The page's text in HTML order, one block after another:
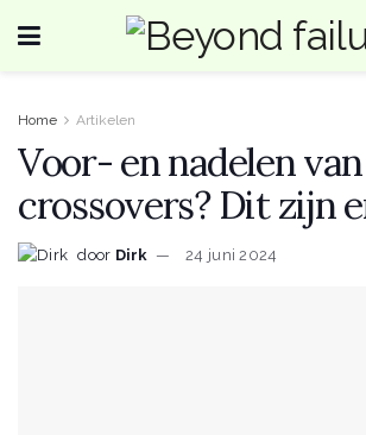
Home Artikelen
Voor- en nadelen
crossovers? Dit zijn
door Dirk 24 juni 2024